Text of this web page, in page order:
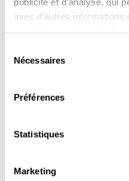
avec d'autres informations
Nécessaires
Préférences
Statistiques
Marketing
Le Groupe
Notre Raison d’être
L’essentiel :
Nos filiales
Notre politique éthique
Stratégie RSE
Nos innovations
Construction
Qualité, Hygiène,